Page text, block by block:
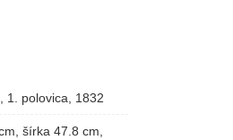
1. polovica, 1832
šírka 47.8 cm,